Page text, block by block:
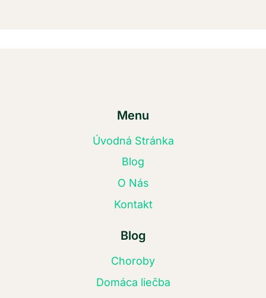
Menu
Úvodná Stránka
Blog
O Nás
Kontakt
Blog
Choroby
Domáca liečba